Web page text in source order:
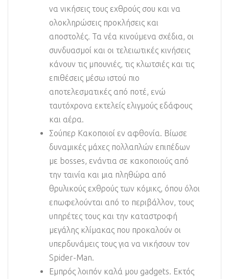
να νικήσεις τους εχθρούς σου και να
ολοκληρώσεις προκλήσεις και
αποστολές. Τα νέα κινούμενα σχέδια, οι
συνδυασμοί και οι τελειωτικές κινήσεις
κάνουν τις μπουνιές, τις κλωτσιές και τις
επιθέσεις μέσω ιστού πιο
αποτελεσματικές από ποτέ, ενώ
ταυτόχρονα εκτελείς ελιγμούς εδάφους
και αέρα.
Σούπερ Κακοποιοί εν αφθονία. Βίωσε
δυναμικές μάχες πολλαπλών επιπέδων
με bosses, ενάντια σε κακοποιούς από
την ταινία και μια πληθώρα από
θρυλικούς εχθρούς των κόμικς, όπου όλοι
επωφελούνται από το περιβάλλον, τους
υπηρέτες τους και την καταστροφή
μεγάλης κλίμακας που προκαλούν οι
υπερδυνάμεις τους για να νικήσουν τον
Spider-Man.
Εμπρός λοιπόν καλά μου gadgets. Εκτός